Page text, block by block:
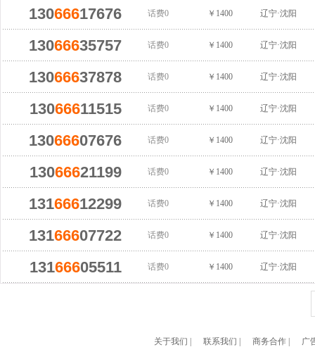
13066617676 话费0 ￥1400 辽宁·沈阳
13066635757 话费0 ￥1400 辽宁·沈阳
13066637878 话费0 ￥1400 辽宁·沈阳
13066611515 话费0 ￥1400 辽宁·沈阳
13066607676 话费0 ￥1400 辽宁·沈阳
13066621199 话费0 ￥1400 辽宁·沈阳
13166612299 话费0 ￥1400 辽宁·沈阳
13166607722 话费0 ￥1400 辽宁·沈阳
13166605511 话费0 ￥1400 辽宁·沈阳
关于我们 联系我们 商务合作| 广